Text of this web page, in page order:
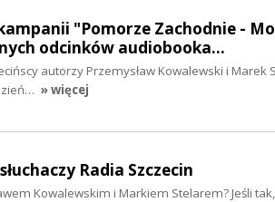
"Pomorze Zachodnie -
odcinków audiobooka…
autorzy Przemysław Kowalewski i Marek
» więcej
Radia Szczecin
Kowalewskim i Markiem Stelarem? Jeśli